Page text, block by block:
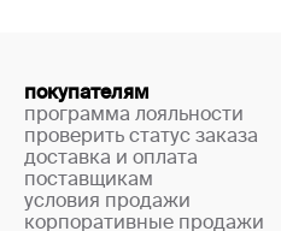
покупателям
программа лояльности
проверить статус заказа
доставка и оплата
поставщикам
условия продажи
корпоративные продажи